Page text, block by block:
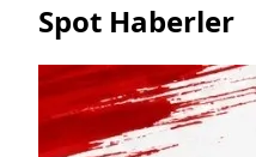
Spot Haberler